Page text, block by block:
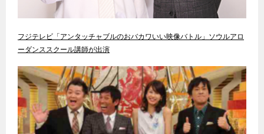
フジテレビ「アンタッチャブルのおバカワいい映像バトル」ソウルアロ
ーダンススクール講師が出演